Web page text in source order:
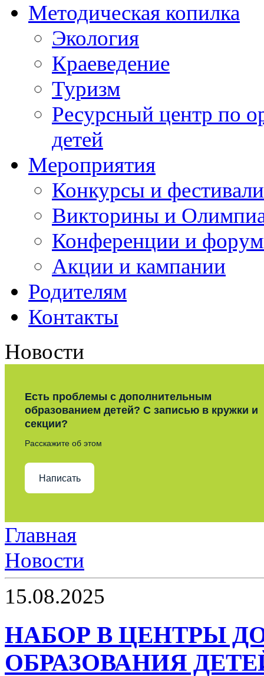
Методическая копилка
Экология
Краеведение
Туризм
Ресурсный центр по
детей
Мероприятия
Конкурсы и фестивали
Викторины и
Конференции и
Акции и кампании
Родителям
Контакты
Новости
Есть проблемы с дополнительным
образованием детей? С записью в кружки и
секции?
Расскажите об этом
Написать
Главная
Новости
15.08.2025
НАБОР В ЦЕНТРЫ
ОБРАЗОВАНИЯ